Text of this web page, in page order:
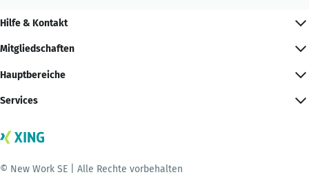
Hilfe & Kontakt
Mitgliedschaften
Hauptbereiche
Services
© New Work SE | Alle Rechte vorbehalten